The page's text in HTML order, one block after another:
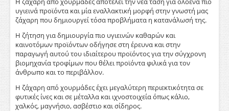
υγιεινά προϊόντα και μία εναλλακτική μορφή στην γνωστή μας
ζάχαρη που δημιουργεί τόσα προβλήματα η κατανάλωσή της.
Η ζήτηση για δημιουργία πιο υγιεινών καθαρών και
καινοτόμων προϊόντων οδήγησε στη έρευνα και στην
παραγωγή αυτού του ιδιαίτερου προϊόντος για την σύγχρονη
βιομηχανία τροφίμων που θέλει προϊόντα φιλικά για τον
άνθρωπο και το περιβάλλον.
Η ζάχαρη από χουρμάδες έχει μεγαλύτερη περιεκτικότητα σε
φυτικές ίνες και σε μέταλλα και ιχνοστοιχεία όπως κάλιο,
χαλκός, μαγνήσιο, ασβέστιο και σίδηρος.